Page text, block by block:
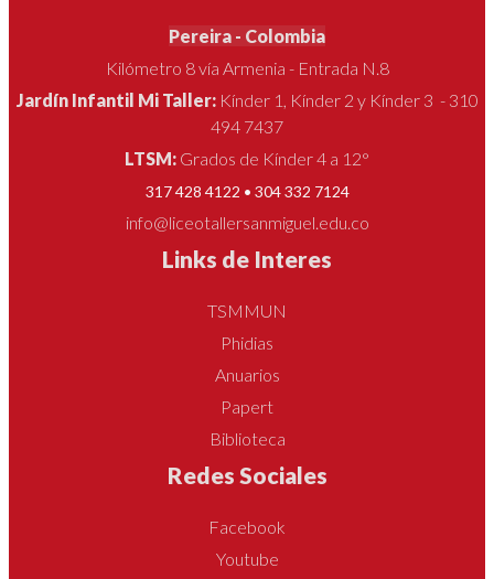
Pereira - Colombia
Kilómetro 8 vía Armenia - Entrada N.8
Jardín Infantil Mi Taller: Kínder 1, Kínder 2 y Kínder 3 - 310
494 7437
LTSM: Grados de Kínder 4 a 12°
317 428 4122 • 304 332 7124
info@liceotallersanmiguel.edu.co
Links de Interes
TSMMUN
Phidias
Anuarios
Papert
Biblioteca
Redes Sociales
Facebook
Youtube